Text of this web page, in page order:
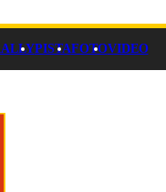
PISTAFOTOVIDEO